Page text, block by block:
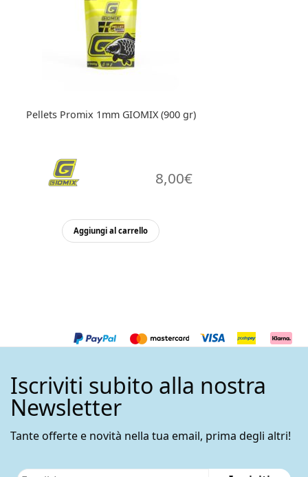
Pellets Promix 1mm GIOMIX (900 gr)
8,00€
Aggiungi al carrello
Iscriviti subito alla nostra
Newsletter
Tante offerte e novità nella tua email, prima degli altri!